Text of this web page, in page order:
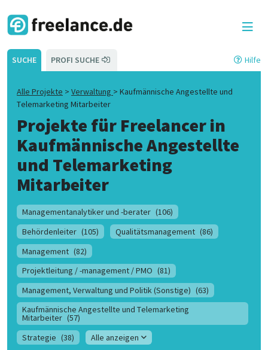
SUCHE PROFI SUCHE Hilfe
Alle Projekte > Verwaltung > Kaufmännische Angestellte und
Telemarketing Mitarbeiter
Projekte für Freelancer in
Kaufmännische Angestellte
und Telemarketing
Mitarbeiter
Managementanalytiker und -berater (106)
Behördenleiter (105) Qualitätsmanagement (86)
Management (82)
Projektleitung / -management / PMO (81)
Management, Verwaltung und Politik (Sonstige) (63)
Kaufmännische Angestellte und Telemarketing
Mitarbeiter (57)
Strategie (38) Alle anzeigen